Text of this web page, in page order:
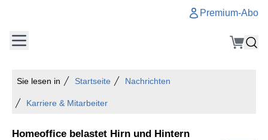
Premium-Abo
Sie lesen in Startseite Nachrichten
Karriere & Mitarbeiter
Homeoffice belastet Hirn und Hintern